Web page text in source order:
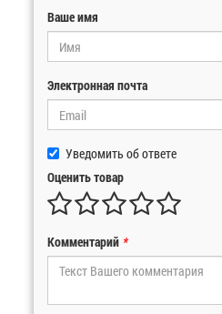
Ваше имя
Электронная почта
Уведомить об ответе
Оценить товар
Комментарий *